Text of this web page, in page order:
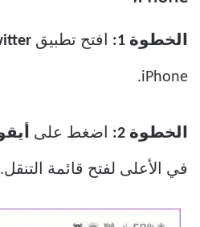
الخطوة 1: افتح تطبيق
iPhone.
الخطوة 2: اضغط على
في الأعلى لفتح قائمة التنقل.